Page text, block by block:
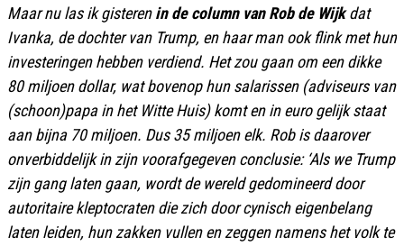
Maar nu las ik gisterenin de column van Rob de Wijkdat
Ivanka, de dochter van Trump, en haar man ook flink met hun
investeringen hebben verdiend. Het zou gaan om een dikke
80 miljoen dollar, wat bovenop hun salarissen (adviseurs van
(schoon)papa in het Witte Huis) komt en in euro gelijk staat
aan bijna 70 miljoen. Dus 35 miljoen elk. Rob is daarover
onverbiddelijk in zijn voorafgegeven conclusie: ‘Als we Trump
zijn gang laten gaan, wordt de wereld gedomineerd door
autoritaire kleptocraten die zich door cynisch eigenbelang
laten leiden, hun zakken vullen en zeggen namens het volk te